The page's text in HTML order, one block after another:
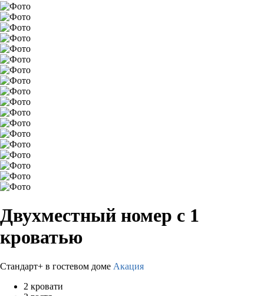
Двухместный номер с 1
кроватью
Стандарт+ в гостевом доме Акация
2 кровати